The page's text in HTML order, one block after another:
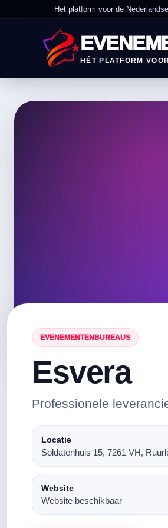
Het platform voor de
HÉT PLATFORM
EVENEMENTENBUREAUS
Esvera
Professionele
Locatie
Soldatenhuis 15, 7261 VH,
Website
Website beschikbaar